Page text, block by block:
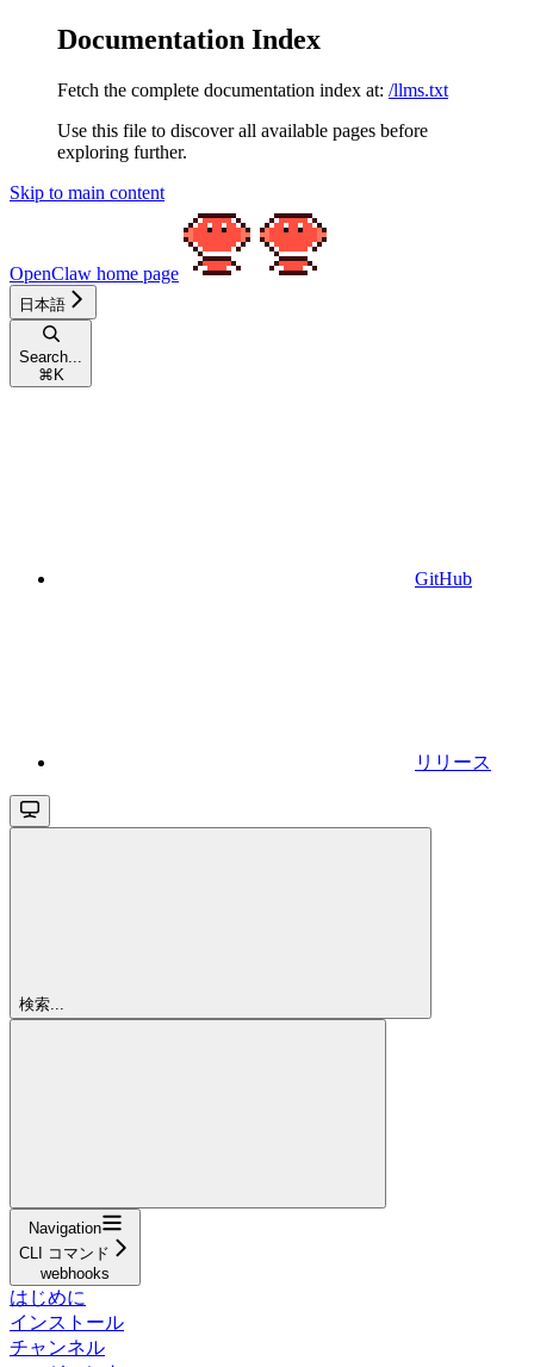
Documentation Index
Fetch the complete documentation index at: /llms.txt
Use this file to discover all available pages before
exploring further.
Skip to main content
OpenClaw home page
日本語
Search...
⌘ K
GitHub
リリース
検索...
Navigation
CLI コマンド
webhooks
はじめに
インストール
チャンネル